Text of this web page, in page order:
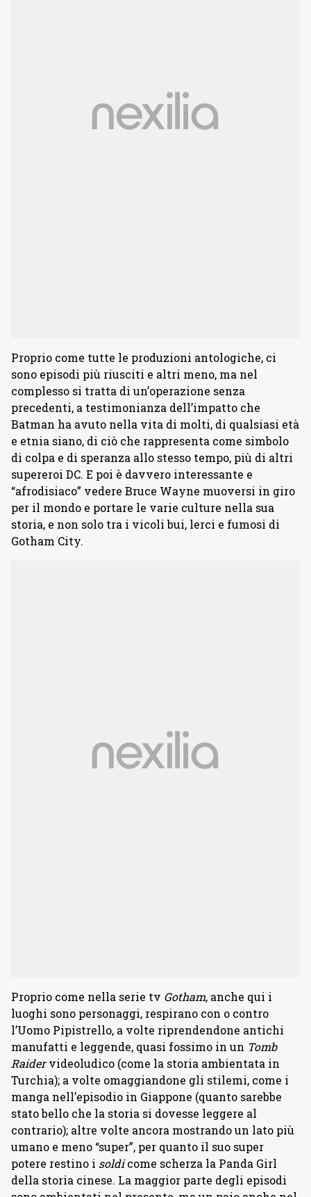
Proprio come tutte le produzioni antologiche, ci
sono episodi più riusciti e altri meno, ma nel
complesso si tratta di un’operazione senza
precedenti, a testimonianza dell’impatto che
Batman ha avuto nella vita di molti, di qualsiasi età
e etnia siano, di ciò che rappresenta come simbolo
di colpa e di speranza allo stesso tempo, più di altri
supereroi DC. E poi è davvero interessante e
“afrodisiaco” vedere Bruce Wayne muoversi in giro
per il mondo e portare le varie culture nella sua
storia, e non solo tra i vicoli bui, lerci e fumosi di
Gotham City.
Proprio come nella serie tv Gotham, anche qui i
luoghi sono personaggi, respirano con o contro
l’Uomo Pipistrello, a volte riprendendone antichi
manufatti e leggende, quasi fossimo in un Tomb
Raidervideoludico (come la storia ambientata in
Turchia); a volte omaggiandone gli stilemi, come i
manga nell’episodio in Giappone (quanto sarebbe
stato bello che la storia si dovesse leggere al
contrario); altre volte ancora mostrando un lato più
umano e meno “super”, per quanto il suo super
potere restino i soldicome scherza la Panda Girl
della storia cinese. La maggior parte degli episodi